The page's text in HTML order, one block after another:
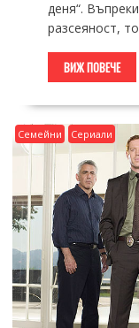
деня“.
разсеяност,
ВИЖ ПОВЕЧЕ
Семейни Сериали